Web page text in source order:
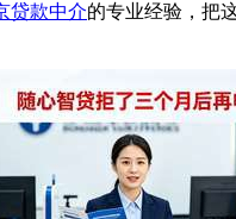
贷款中介的专业经验，把